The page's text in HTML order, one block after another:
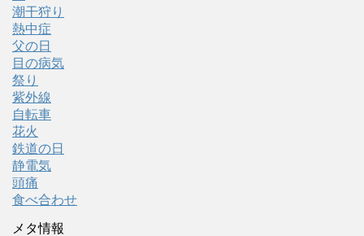
潮干狩り
熱中症
父の日
目の病気
祭り
紫外線
自転車
花火
鉄道の日
静電気
頭痛
食べ合わせ
メタ情報